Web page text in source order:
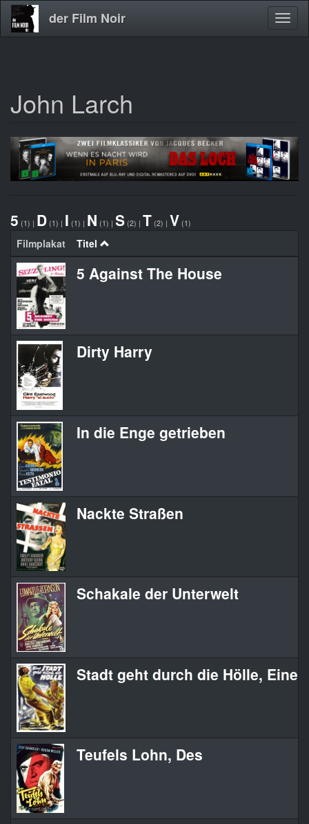
Direkt
zum
der Film Noir
John Larch
5 (1) | D (1) | I (1) | N (1) | S (2) | T (2) | V (1)
Filmplakat Titel
5 Against The House
Dirty Harry
In die Enge getrieben
Nackte Straßen
Schakale der Unterwelt
Stadt geht durch die Hölle, Eine
Teufels Lohn, Des